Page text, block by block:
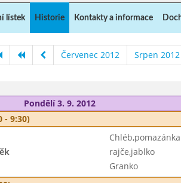
lístek Historie Kontakty a informace
Červenec 2012 Srpen 2012
Pondělí 3. 9. 2012
- 9:30)
rajče,jablko
Granko